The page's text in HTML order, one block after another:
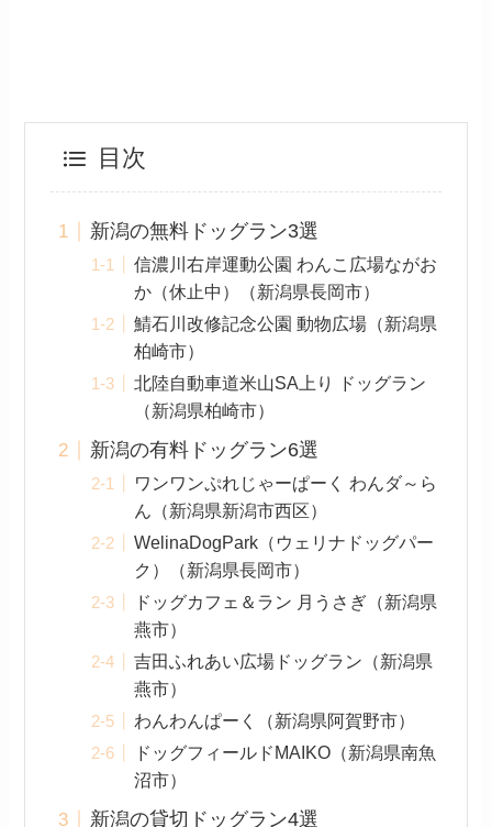
目次
新潟の無料ドッグラン3選
信濃川右岸運動公園 わんこ広場ながお
か（休止中）（新潟県長岡市）
鯖石川改修記念公園 動物広場（新潟県
柏崎市）
北陸自動車道米山SA上り ドッグラン
（新潟県柏崎市）
新潟の有料ドッグラン6選
ワンワンぷれじゃーぱーく わんダ～ら
ん（新潟県新潟市西区）
WelinaDogPark（ウェリナドッグパー
ク）（新潟県長岡市）
ドッグカフェ＆ラン 月うさぎ（新潟県
燕市）
吉田ふれあい広場ドッグラン（新潟県
燕市）
わんわんぱーく（新潟県阿賀野市）
ドッグフィールドMAIKO（新潟県南魚
沼市）
新潟の貸切ドッグラン4選